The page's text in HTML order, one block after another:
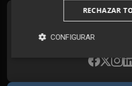
Síguenos
Plaza Podcast, desde
RECHAZAR
CONFIGURAR